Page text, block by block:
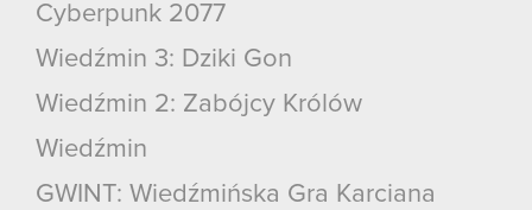
Cyberpunk 2077
Wiedźmin 3: Dziki Gon
Wiedźmin 2: Zabójcy Królów
Wiedźmin
GWINT: Wiedźmińska Gra Karciana